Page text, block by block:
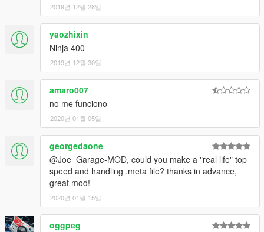
2019년 12월 28일
yaozhixin
Ninja 400
2019년 12월 30일
amaro007
no me funciono
2020년 01월 05일
georgedaone
@Joe_Garage-MOD, could you make a "real life" top
speed and handling .meta file? thanks in advance,
great mod!
2020년 01월 15일
oggpeg